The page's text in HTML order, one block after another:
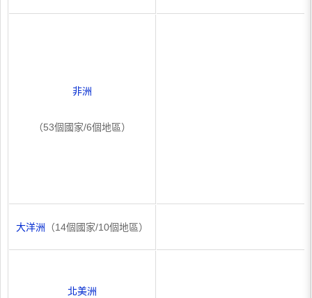
非洲
（53個國家/6個地區）
大洋洲 （14個國家/10個地區）
北美洲